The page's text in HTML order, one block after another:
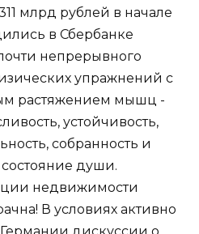
млрд рублей в начале
в Сбербанке
непрерывного
упражнений с
растяжением мышц -
устойчивость,
собранность и
души.
недвижимости
В условиях активно